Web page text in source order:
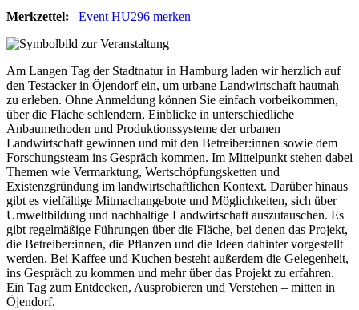
Merkzettel: Event HU296 merken
Am Langen Tag der Stadtnatur in Hamburg laden wir herzlich auf
den Testacker in Öjendorf ein, um urbane Landwirtschaft hautnah
zu erleben. Ohne Anmeldung können Sie einfach vorbeikommen,
über die Fläche schlendern, Einblicke in unterschiedliche
Anbaumethoden und Produktionssysteme der urbanen
Landwirtschaft gewinnen und mit den Betreiber:innen sowie dem
Forschungsteam ins Gespräch kommen. Im Mittelpunkt stehen dabei
Themen wie Vermarktung, Wertschöpfungsketten und
Existenzgründung im landwirtschaftlichen Kontext. Darüber hinaus
gibt es vielfältige Mitmachangebote und Möglichkeiten, sich über
Umweltbildung und nachhaltige Landwirtschaft auszutauschen. Es
gibt regelmäßige Führungen über die Fläche, bei denen das Projekt,
die Betreiber:innen, die Pflanzen und die Ideen dahinter vorgestellt
werden. Bei Kaffee und Kuchen besteht außerdem die Gelegenheit,
ins Gespräch zu kommen und mehr über das Projekt zu erfahren.
Ein Tag zum Entdecken, Ausprobieren und Verstehen – mitten in
Öjendorf.